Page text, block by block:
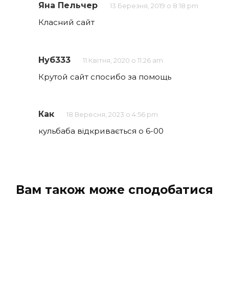
Яна Пельчер 13 Березня, 2019 о 8:18 pm
Класний сайт
Нуб333 11 Квітня, 2020 о 11:26 am
Крутой сайт спосибо за помощь
Как 18 Вересня, 2023 о 4:56 pm
кульбаба відкривається о 6-00
Вам також може сподобатися